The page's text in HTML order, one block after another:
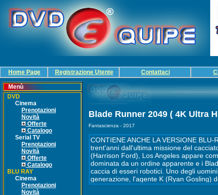
Home Page Registrazione Utente Contattaci
Menù
DVD
Cinema
Prenotazioni
Novità
Offerte
Catalogo
Serial TV
Prenotazioni
Novità
Offerte
Catalogo
BLU RAY
Cinema
Prenotazioni
Novità
Blade Runner 2049 ( 4K Ultra
Fantascienza - 2017